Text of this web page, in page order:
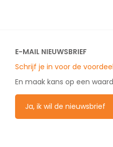
E-MAIL NIEUWSBRIEF
Schrijf je in voor de
En maak kans op een
Ja, ik wil de nieuwsbrief